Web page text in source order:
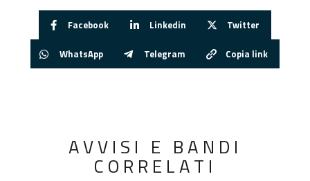
Facebook Linkedin Twitter
WhatsApp Telegram Copia link
AVVISI E BANDI
CORRELATI